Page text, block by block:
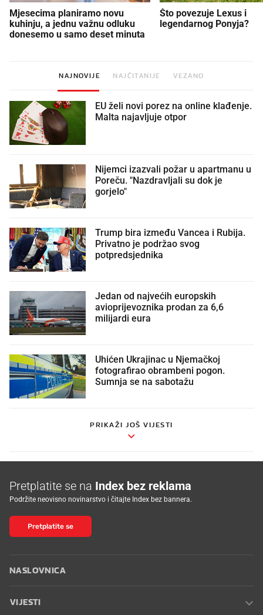
Mjesecima planiramo novu
kuhinju, a jednu važnu odluku
donesemo u samo deset minuta
Što povezuje Lexus i
legendarnog Ponyja?
NAJNOVIJE NAJČITANIJE VEZANO
EU želi novi porez na online klađenje.
Malta najavljuje otpor
Nijemci izazvali požar u apartmanu u
Poreču. "Nazdravljali su dok je
gorjelo"
Trump bira između Vancea i Rubija.
Privatno je podržao svog
potpredsjednika
Jedan od najvećih europskih
avioprijevoznika prodan za 6,6
milijardi eura
Uhićen Ukrajinac u Njemačkoj
fotografirao obrambeni pogon.
Sumnja se na sabotažu
PRIKAŽI JOŠ VIJESTI
Pretplatite se na Index bez reklama
Podržite neovisno novinarstvo i čitajte Index bez bannera.
Pretplatite se
NASLOVNICA
VIJESTI